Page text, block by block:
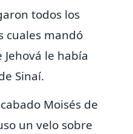
todos los
cuales mandó
le había
Sinaí.
Moisés de
un velo sobre